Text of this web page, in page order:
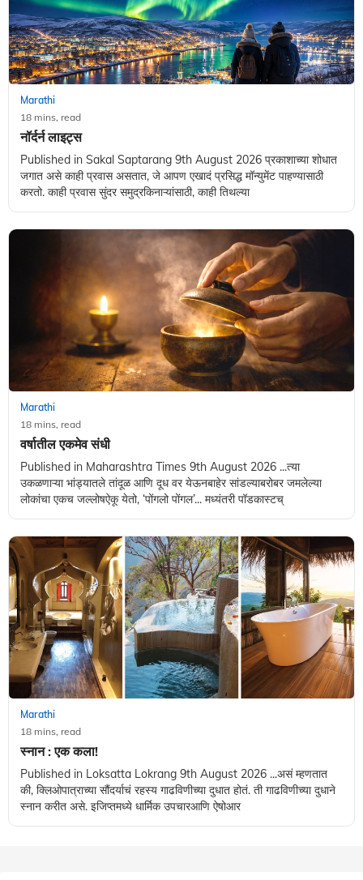
Marathi
18 mins, read
नॉर्दर्न लाइट्स
Published in Sakal Saptarang 9th August 2026 प्रकाशाच्या शोधात
जगात असे काही प्रवास असतात, जे आपण एखादं प्रसिद्ध मॉन्युमेंट पाहण्यासाठी
करतो. काही प्रवास सुंदर समुद्रकिनाऱ्यांसाठी, काही तिथल्या
Marathi
18 mins, read
वर्षातील एकमेव संधी
Published in Maharashtra Times 9th August 2026 ...त्या
उकळणाऱ्या भांड्यातले तांदूळ आणि दूध वर येऊनबाहेर सांडल्याबरोबर जमलेल्या
लोकांचा एकच जल्लोषऐकू येतो, ‌‘पोंगलो पोंगल‌’... मध्यंतरी पॉडकास्टच्
Marathi
18 mins, read
स्नान : एक कला!
Published in Loksatta Lokrang 9th August 2026 ...असं म्हणतात
की, क्लिओपात्राच्या सौंदर्याचं रहस्य गाढविणीच्या दुधात होतं. ती गाढविणीच्या दुधाने
स्नान करीत असे. इजिप्तमध्ये धार्मिक उपचारआणि ऐषोआर